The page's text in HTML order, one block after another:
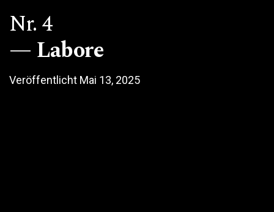
Nr. 4
Labore
Veröffentlicht Mai 13, 2025